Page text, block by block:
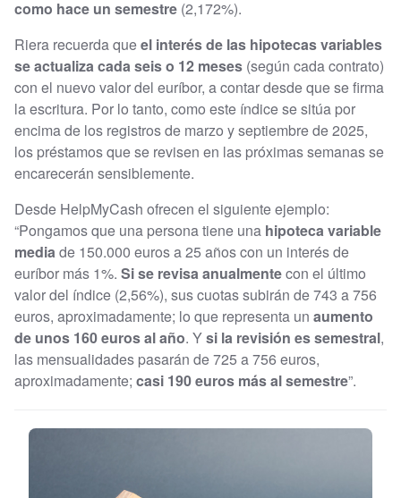
como hace un semestre (2,172%).
Riera recuerda queel interés de las hipotecas variables
se actualiza cada seis o 12 meses (según cada contrato)
con el nuevo valor del euríbor, a contar desde que se firma
la escritura. Por lo tanto, como este índice se sitúa por
encima de los registros de marzo y septiembre de 2025,
los préstamos que se revisen en las próximas semanas se
encarecerán sensiblemente.
Desde HelpMyCash ofrecen el siguiente ejemplo:
“Pongamos que una persona tiene una hipoteca variable
mediade 150.000 euros a 25 años con un interés de
euríbor más 1%. Si se revisa anualmentecon el último
valor del índice (2,56%), sus cuotas subirán de 743 a 756
euros, aproximadamente; lo que representa un aumento
de unos 160 euros al año. Ysi la revisión es semestral,
las mensualidades pasarán de 725 a 756 euros,
aproximadamente; casi 190 euros más al semestre”.